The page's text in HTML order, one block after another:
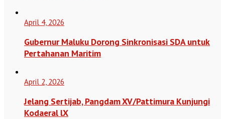
April 4, 2026
Gubernur Maluku Dorong Sinkronisasi SDA untuk
Pertahanan Maritim
April 2, 2026
Jelang Sertijab, Pangdam XV/Pattimura Kunjungi
Kodaeral lX